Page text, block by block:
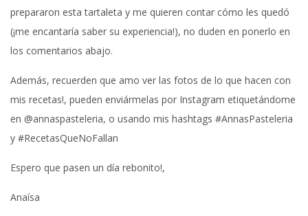
prepararon esta tartaleta y me quieren contar cómo les quedó
(¡me encantaría saber su experiencia!), no duden en ponerlo en
los comentarios abajo.
Además, recuerden que amo ver las fotos de lo que hacen con
mis recetas!, pueden enviármelas por Instagram etiquetándome
en @annaspasteleria, o usando mis hashtags #AnnasPasteleria
y #RecetasQueNoFallan
Espero que pasen un día rebonito!,
Anaísa